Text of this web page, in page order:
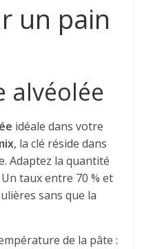
un pain
alvéolée
idéale dans votre
, la clé réside dans
Adaptez la quantité
taux entre 70 % et
sans que la
de la pâte :